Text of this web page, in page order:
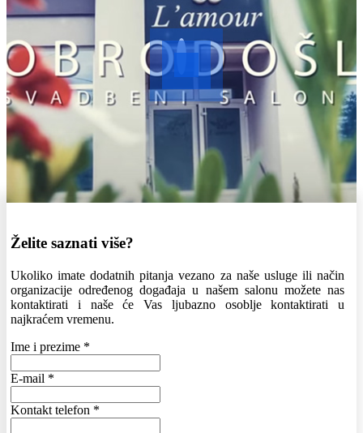
Želite saznati više?
Ukoliko imate dodatnih pitanja vezano za naše usluge ili način
organizacije određenog događaja u našem salonu možete nas
kontaktirati i naše će Vas ljubazno osoblje kontaktirati u
najkraćem vremenu.
Ime i prezime *
E-mail *
Kontakt telefon *